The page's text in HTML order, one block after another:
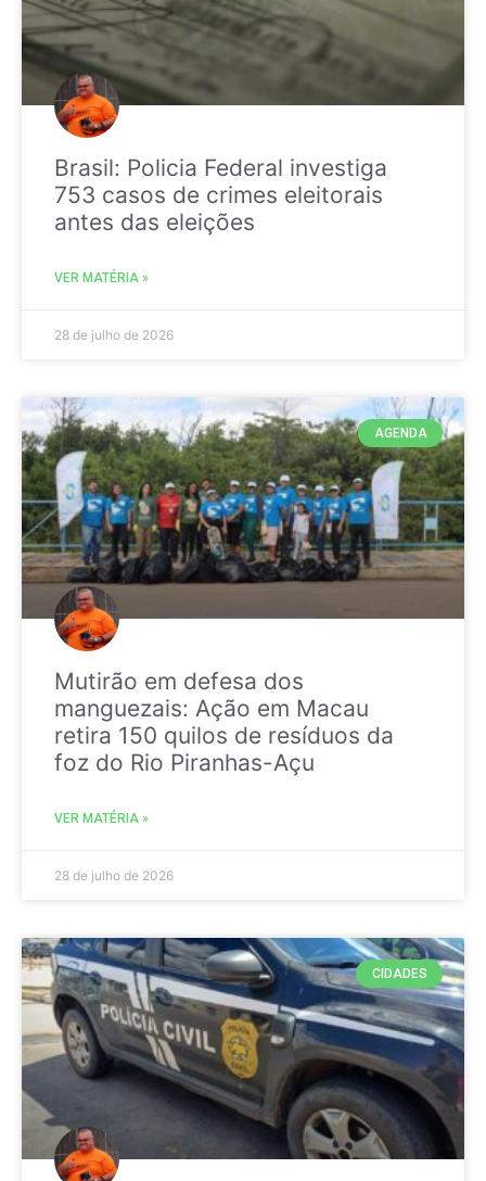
Brasil: Policia Federal investiga
753 casos de crimes eleitorais
antes das eleições
VER MATÉRIA »
28 de julho de 2026
AGENDA
Mutirão em defesa dos
manguezais: Ação em Macau
retira 150 quilos de resíduos da
foz do Rio Piranhas-Açu
VER MATÉRIA »
28 de julho de 2026
CIDADES